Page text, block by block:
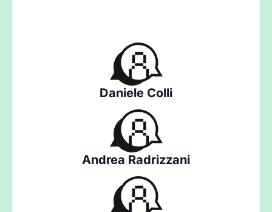
Daniele Colli
Andrea Radrizzani